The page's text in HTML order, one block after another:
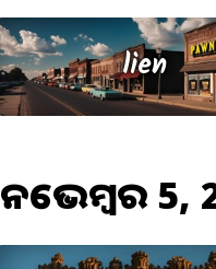
lien
ନଭେମ୍ବର 5,